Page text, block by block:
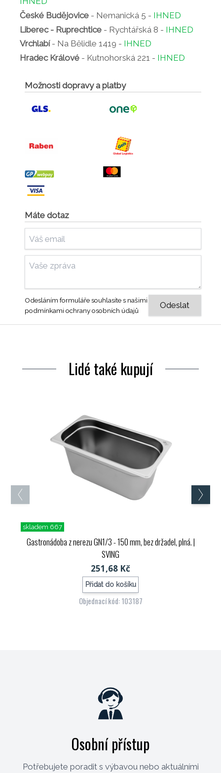
České Budějovice - Nemanická 5 - IHNED
Liberec - Ruprechtice - Rychtářská 8 - IHNED
Vrchlabí- Na Bělidle 1419 - IHNED
Hradec Králové - Kutnohorská 221 - IHNED
Možnosti dopravy a platby
Máte dotaz
Odesláním formuláře souhlasíte s našimi
podmínkami ochrany osobních údajů
Lidé také kupují
skladem 667
Gastronádoba z nerezu GN1/3 - 150 mm, bez držadel, plná.|
SVING
251,68 Kč
Přidat do košíku
Objednací kód: 103187
Osobní přístup
Potřebujete poradit s výbavou nebo aktuálními